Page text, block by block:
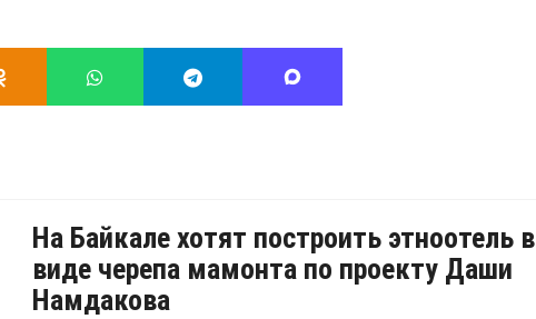
На Байкале хотят построить этноотель в
виде черепа мамонта по проекту Даши
Намдакова